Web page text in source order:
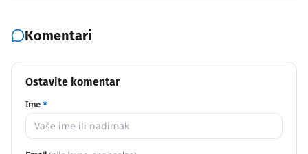
Komentari
Ostavite komentar
Ime*